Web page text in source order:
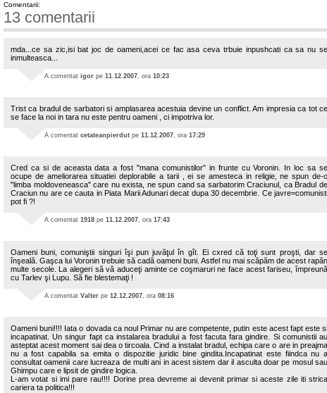
Comentarii:
13 comentarii
mda...ce sa zic,isi bat joc de oameni,acei ce fac asa ceva trbuie inpushcati ca sa nu se
inmulteasca...
A comentat igor pe 11.12.2007, ora 10:23
Trist ca bradul de sarbatori si amplasarea acestuia devine un conflict. Am impresia ca tot ce
se face la noi in tara nu este pentru oameni , ci impotriva lor.
A comentat cetateanpierdut pe 11.12.2007, ora 17:29
Cred ca si de aceasta data a fost "mana comunistilor" in frunte cu Voronin. In loc sa se
ocupe de ameliorarea situatiei deplorabile a tarii , ei se amesteca in religie, ne spun de-o
"limba moldoveneasca" care nu exista, ne spun cand sa sarbatorim Craciunul, ca Bradul de
Craciun nu are ce cauta in Piata Marii Adunari decat dupa 30 decembrie. Ce javre=comunisti
pot fi ?!
A comentat 1918 pe 11.12.2007, ora 17:43
Oameni buni, comuniştii singuri îşi pun juvăţul în gît. Ei cxred că toţi sunt proşti, dar se
înşeală. Gaşca lui Voronin trebuie să cadă oameni buni. Astfel nu mai scăpăm de acest rapăn
multe secole. La alegeri să vă aduceţi aminte ce coşmaruri ne face acest fariseu, împreună
cu Tarlev şi Lupu. Să fie blestemaţi !
A comentat Valter pe 12.12.2007, ora 08:16
Oameni buni!!!! Iata o dovada ca noul Primar nu are competente, putin este acest fapt este si
incapatinat. Un singur fapt ca instalarea bradului a fost facuta fara gindire. Si comunistii au
asteptat acest moment sai dea o tircoala. Cind a instalat bradul, echipa care o are in preajma
nu a fost capabila sa emita o dispozitie juridic bine gindita.Incapatinat este fiindca nu a
consultat oamenii care lucreaza de multi ani in acest sistem dar il asculta doar pe mosul sau
Ghimpu care e lipsit de gindire logica.
L-am votat si imi pare rau!!!! Dorine prea devreme ai devenit primar si aceste zile iti strica
cariera ta politica!!!